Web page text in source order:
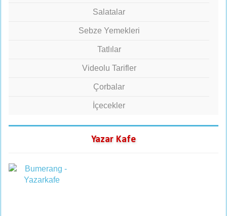
Salatalar
Sebze Yemekleri
Tatlılar
Videolu Tarifler
Çorbalar
İçecekler
Yazar Kafe